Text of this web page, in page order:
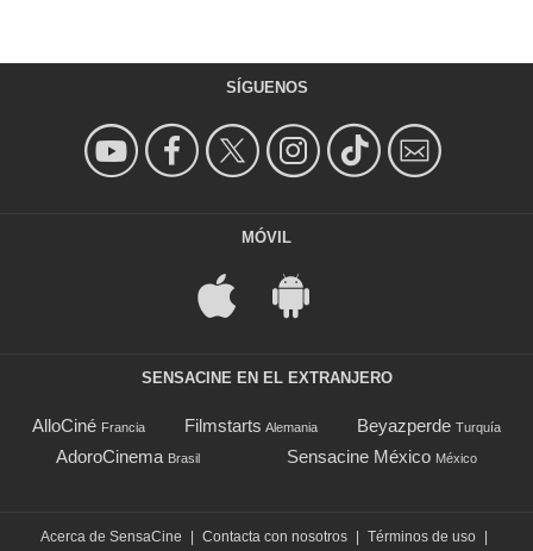
SÍGUENOS
MÓVIL
SENSACINE EN EL EXTRANJERO
AlloCiné Francia Filmstarts Alemania Beyazperde Turquía
AdoroCinema Brasil Sensacine México México
Acerca de SensaCine | Contacta con nosotros | Términos de uso |